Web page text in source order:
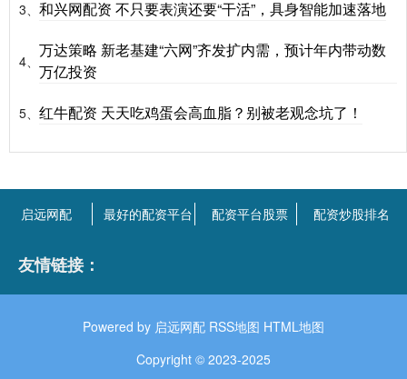
3、 和兴网配资 不只要表演还要“干活”，具身智能加速落地
4、
万达策略 新老基建“六网”齐发扩内需，预计年内带动数
万亿投资
5、 红牛配资 天天吃鸡蛋会高血脂？别被老观念坑了！
启远网配 最好的配资平台 配资平台股票 配资炒股排名
友情链接：
Powered by 启远网配 RSS地图 HTML地图
Copyright © 2023-2025